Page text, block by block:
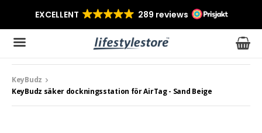
KeyBudz
KeyBudz säker dockningsstation för AirTag - Sand Beige